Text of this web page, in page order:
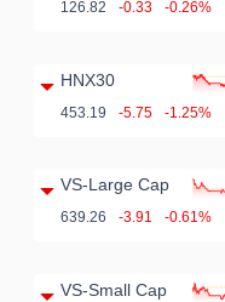
126.82 -0.33 -0.26%
HNX30
453.19 -5.75 -1.25%
VS-Large Cap
639.26 -3.91 -0.61%
VS-Small Cap